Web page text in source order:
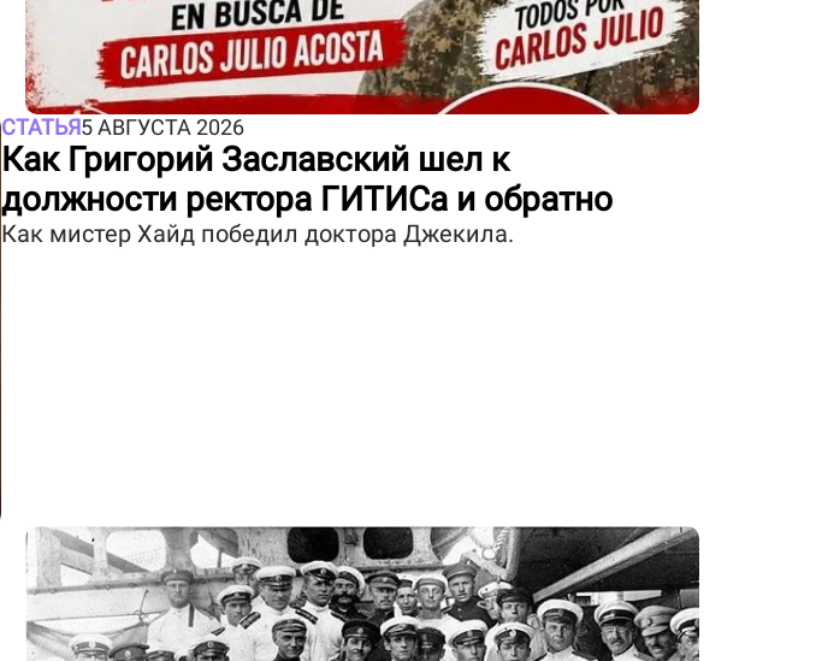
СТАТЬЯ5 АВГУСТА 2026
Как Григорий Заславский шел к
должности ректора ГИТИСа и обратно
Как мистер Хайд победил доктора Джекила.